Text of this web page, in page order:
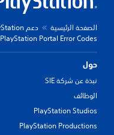
الصفحة الرئيسية دعم PlayStation
PlayStation Portal Error Codes
حول
نبذة عن شركة SIE
الوظائف
PlayStation Studios
PlayStation Productions